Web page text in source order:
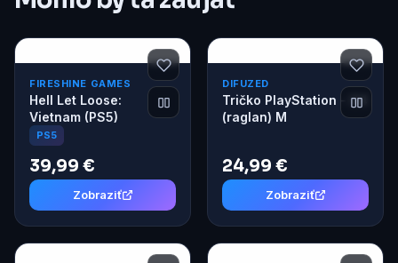
FIRESHINE GAMES
Hell Let Loose:
Vietnam (PS5)
PS5
39,99 €
Zobraziť
DIFUZED
Tričko PlayStation - 94
(raglan) M
24,99 €
Zobraziť